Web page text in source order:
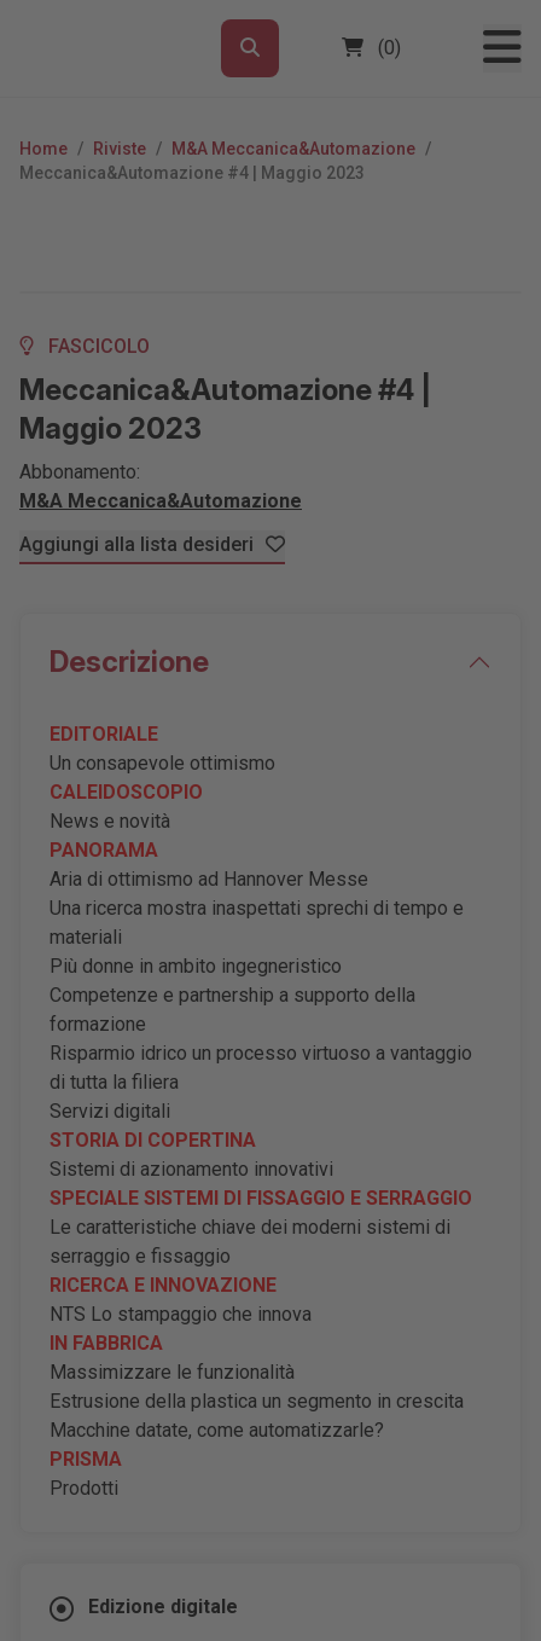
(0)
Home / Riviste / M&A Meccanica&Automazione /
Meccanica&Automazione #4 | Maggio 2023
FASCICOLO
Meccanica&Automazione #4 |
Maggio 2023
Abbonamento:
M&A Meccanica&Automazione
Aggiungi alla lista desideri
Descrizione
EDITORIALE
Un consapevole ottimismo
CALEIDOSCOPIO
News e novità
PANORAMA
Aria di ottimismo ad Hannover Messe
Una ricerca mostra inaspettati sprechi di tempo e
materiali
Più donne in ambito ingegneristico
Competenze e partnership a supporto della
formazione
Risparmio idrico un processo virtuoso a vantaggio
di tutta la filiera
Servizi digitali
STORIA DI COPERTINA
Sistemi di azionamento innovativi
SPECIALE SISTEMI DI FISSAGGIO E SERRAGGIO
Le caratteristiche chiave dei moderni sistemi di
serraggio e fissaggio
RICERCA E INNOVAZIONE
NTS Lo stampaggio che innova
IN FABBRICA
Massimizzare le funzionalità
Estrusione della plastica un segmento in crescita
Macchine datate, come automatizzarle?
PRISMA
Prodotti
Edizione digitale